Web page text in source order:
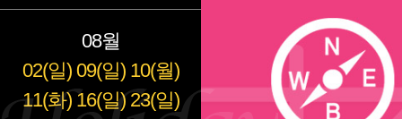
08월
02(일) 09(일) 10(월)
11(화) 16(일) 23(일)